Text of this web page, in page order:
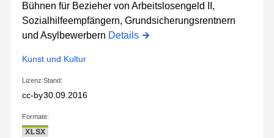
Bühnen für Bezieher von Arbeitslosengeld II,
Sozialhilfeempfängern, Grundsicherungsrentnern
und Asylbewerbern Details
Kunst und Kultur
Lizenz:
cc-by
Stand:
30.09.2016
Formate:
XLSX